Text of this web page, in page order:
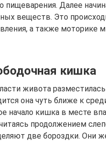
Далее
веществ. Это
а также
кишка
живота
она чуть ближе к
начало кишка в месте
продолжением
две бороздки. Они